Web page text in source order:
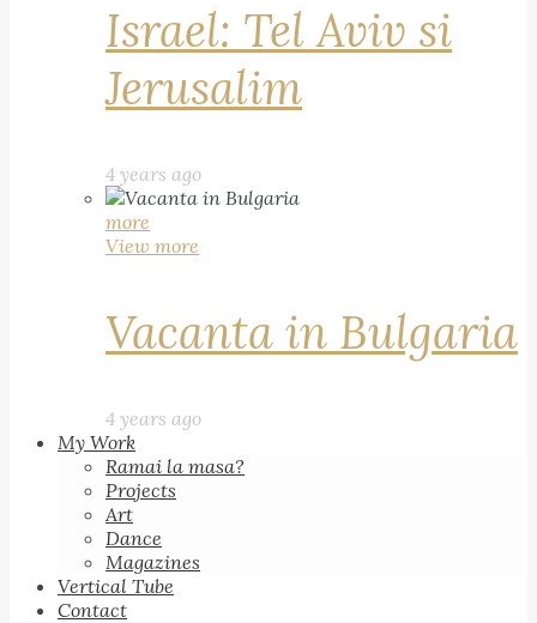
Israel: Tel Aviv si
Jerusalim
4 years ago
more
View more
Vacanta in Bulgaria
4 years ago
My Work
Ramai la masa?
Projects
Art
Dance
Magazines
Vertical Tube
Contact